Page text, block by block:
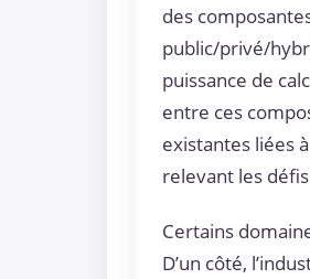
des
public/privé/
puissance de
entre ces
existantes liées
relevant les
Certains
D’un côté,